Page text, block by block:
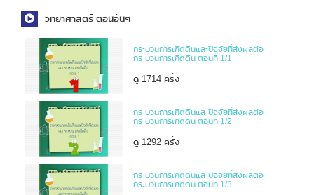
วิทยาศาสตร์ ตอนอื่นๆ
กระบวนการเกิดดินและปัจจัยที่ส่งผลต่อ
กระบวนการเกิดดิน ตอนที่ 1/1
ดู 1714 ครั้ง
กระบวนการเกิดดินและปัจจัยที่ส่งผลต่อ
กระบวนการเกิดดิน ตอนที่ 1/2
ดู 1292 ครั้ง
กระบวนการเกิดดินและปัจจัยที่ส่งผลต่อ
กระบวนการเกิดดิน ตอนที่ 1/3